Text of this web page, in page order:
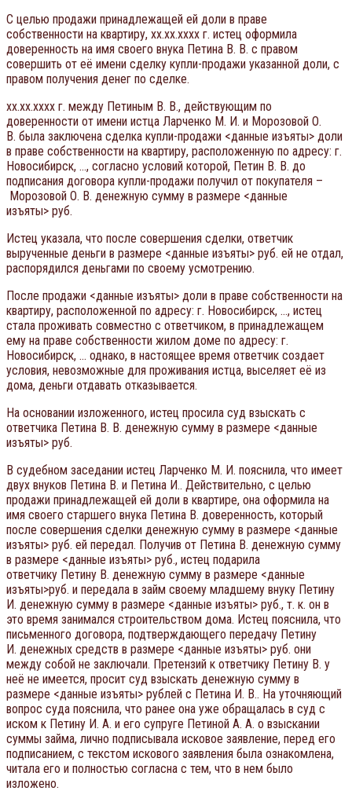
С целью продажи принадлежащей ей доли в праве
собственности на квартиру, xx.xx.xxxx г. истец оформила
доверенность на имя своего внука Петина В. В. с правом
совершить от её имени сделку купли-продажи указанной доли, с
правом получения денег по сделке.
xx.xx.xxxx г. между Петиным В. В., действующим по
доверенности от имени истца Ларченко М. И. и Морозовой О.
В. была заключена сделка купли-продажи <данные изъяты> доли
в праве собственности на квартиру, расположенную по адресу: г.
Новосибирск, …, согласно условий которой, Петин В. В. до
подписания договора купли-продажи получил от покупателя –
Морозовой О. В. денежную сумму в размере <данные
изъяты> руб.
Истец указала, что после совершения сделки, ответчик
вырученные деньги в размере <данные изъяты> руб. ей не отдал,
распорядился деньгами по своему усмотрению.
После продажи <данные изъяты> доли в праве собственности на
квартиру, расположенной по адресу: г. Новосибирск, …, истец
стала проживать совместно с ответчиком, в принадлежащем
ему на праве собственности жилом доме по адресу: г.
Новосибирск, … однако, в настоящее время ответчик создает
условия, невозможные для проживания истца, выселяет её из
дома, деньги отдавать отказывается.
На основании изложенного, истец просила суд взыскать с
ответчика Петина В. В. денежную сумму в размере <данные
изъяты> руб.
В судебном заседании истец Ларченко М. И. пояснила, что имеет
двух внуков Петина В. и Петина И.. Действительно, с целью
продажи принадлежащей ей доли в квартире, она оформила на
имя своего старшего внука Петина В. доверенность, который
после совершения сделки денежную сумму в размере <данные
изъяты> руб. ей передал. Получив от Петина В. денежную сумму
в размере <данные изъяты> руб., истец подарила
ответчику Петину В. денежную сумму в размере <данные
изъяты>руб. и передала в займ своему младшему внуку Петину
И. денежную сумму в размере <данные изъяты> руб., т. к. он в
это время занимался строительством дома. Истец пояснила, что
письменного договора, подтверждающего передачу Петину
И. денежных средств в размере <данные изъяты> руб. они
между собой не заключали. Претензий к ответчику Петину В. у
неё не имеется, просит суд взыскать денежную сумму в
размере <данные изъяты> рублей с Петина И. В.. На уточняющий
вопрос суда пояснила, что ранее она уже обращалась в суд с
иском к Петину И. А. и его супруге Петиной А. А. о взыскании
суммы займа, лично подписывала исковое заявление, перед его
подписанием, с текстом искового заявления была ознакомлена,
читала его и полностью согласна с тем, что в нем было
изложено.